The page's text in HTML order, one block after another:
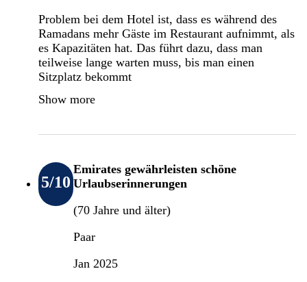
Problem bei dem Hotel ist, dass es während des
Ramadans mehr Gäste im Restaurant aufnimmt, als
es Kapazitäten hat. Das führt dazu, dass man
teilweise lange warten muss, bis man einen
Sitzplatz bekommt
Show more
5/10
Emirates gewährleisten schöne
Urlaubserinnerungen
(70 Jahre und älter)
Paar
Jan 2025